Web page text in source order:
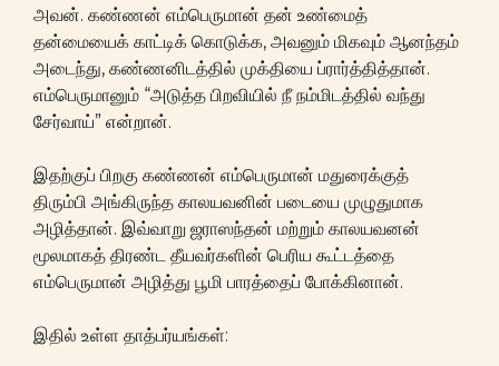
அவன். கண்ணன் எம்பெருமான் தன் உண்மைத்
தன்மையைக் காட்டிக் கொடுக்க, அவனும் மிகவும் ஆனந்தம்
அடைந்து, கண்ணனிடத்தில் முக்தியை ப்ரார்த்தித்தான்.
எம்பெருமானும் “அடுத்த பிறவியில் நீ நம்மிடத்தில் வந்து
சேர்வாய்” என்றான்.
இதற்குப் பிறகு கண்ணன் எம்பெருமான் மதுரைக்குத்
திரும்பி அங்கிருந்த காலயவனின் படையை முழுதுமாக
அழித்தான். இவ்வாறு ஜராஸந்தன் மற்றும் காலயவனன்
மூலமாகத் திரண்ட தீயவர்களின் பெரிய கூட்டத்தை
எம்பெருமான் அழித்து பூமி பாரத்தைப் போக்கினான்.
இதில் உள்ள தாத்பர்யங்கள்: